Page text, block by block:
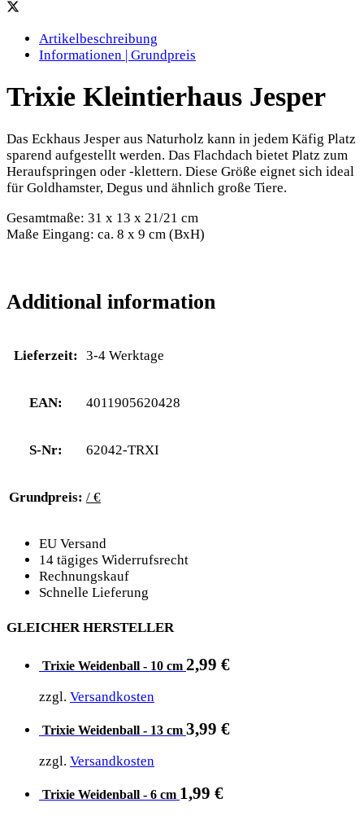
Artikelbeschreibung
Informationen | Grundpreis
Trixie Kleintierhaus Jesper
Das Eckhaus Jesper aus Naturholz kann in jedem Käfig Platz
sparend aufgestellt werden. Das Flachdach bietet Platz zum
Heraufspringen oder -klettern. Diese Größe eignet sich ideal
für Goldhamster, Degus und ähnlich große Tiere.
Gesamtmaße: 31 x 13 x 21/21 cm
Maße Eingang: ca. 8 x 9 cm (BxH)
Additional information
Lieferzeit: 3-4 Werktage
EAN: 4011905620428
S-Nr: 62042-TRXI
Grundpreis: / €
EU Versand
14 tägiges Widerrufsrecht
Rechnungskauf
Schnelle Lieferung
GLEICHER HERSTELLER
Trixie Weidenball - 10 cm 2,99 €
zzgl. Versandkosten
Trixie Weidenball - 13 cm 3,99 €
zzgl. Versandkosten
Trixie Weidenball - 6 cm 1,99 €